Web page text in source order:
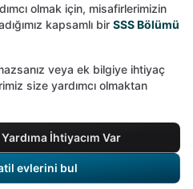
olmak için, misafirlerimizin
kapsamlı bir SSS Bölümü
veya ek bilgiye ihtiyaç
size yardımcı olmaktan
İhtiyacım Var
evlerini bul